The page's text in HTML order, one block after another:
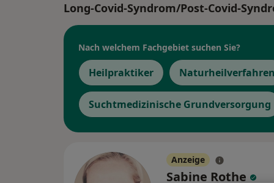
Long-Covid-Syndrom/Post-Covid-
Nach welchem Fachgebiet suchen Sie?
Heilpraktiker Naturheilverfahren
Suchtmedizinische Grundversorgung
Anzeige
Sabine Rothe